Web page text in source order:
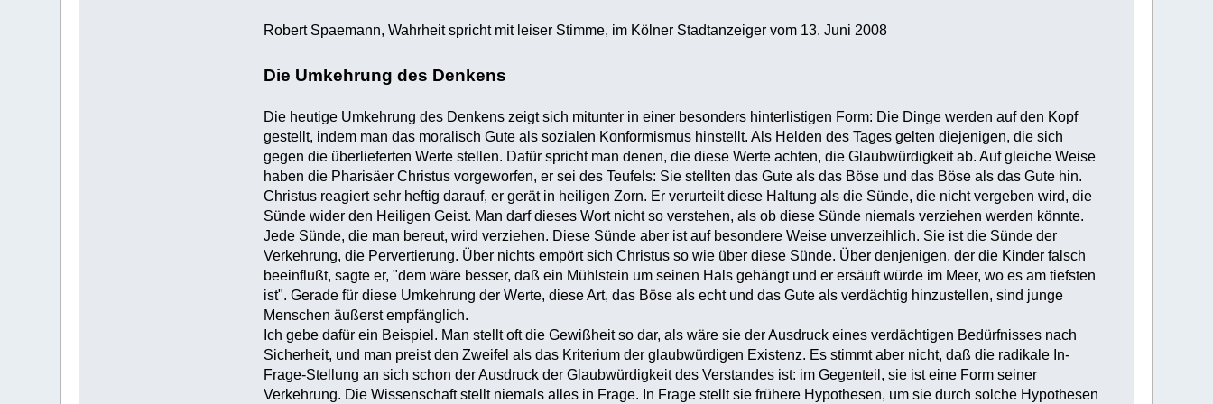
Robert Spaemann, Wahrheit spricht mit leiser Stimme, im Kölner Stadtanzeiger vom 13. Juni 2008
Die Umkehrung des Denkens
Die heutige Umkehrung des Denkens zeigt sich mitunter in einer besonders hinterlistigen Form: Die Dinge werden auf den Kopf
gestellt, indem man das moralisch Gute als sozialen Konformismus hinstellt. Als Helden des Tages gelten diejenigen, die sich
gegen die überlieferten Werte stellen. Dafür spricht man denen, die diese Werte achten, die Glaubwürdigkeit ab. Auf gleiche Weise
haben die Pharisäer Christus vorgeworfen, er sei des Teufels: Sie stellten das Gute als das Böse und das Böse als das Gute hin.
Christus reagiert sehr heftig darauf, er gerät in heiligen Zorn. Er verurteilt diese Haltung als die Sünde, die nicht vergeben wird, die
Sünde wider den Heiligen Geist. Man darf dieses Wort nicht so verstehen, als ob diese Sünde niemals verziehen werden könnte.
Jede Sünde, die man bereut, wird verziehen. Diese Sünde aber ist auf besondere Weise unverzeihlich. Sie ist die Sünde der
Verkehrung, die Pervertierung. Über nichts empört sich Christus so wie über diese Sünde. Über denjenigen, der die Kinder falsch
beeinflußt, sagte er, "dem wäre besser, daß ein Mühlstein um seinen Hals gehängt und er ersäuft würde im Meer, wo es am tiefsten
ist". Gerade für diese Umkehrung der Werte, diese Art, das Böse als echt und das Gute als verdächtig hinzustellen, sind junge
Menschen äußerst empfänglich.
Ich gebe dafür ein Beispiel. Man stellt oft die Gewißheit so dar, als wäre sie der Ausdruck eines verdächtigen Bedürfnisses nach
Sicherheit, und man preist den Zweifel als das Kriterium der glaubwürdigen Existenz. Es stimmt aber nicht, daß die radikale In-
Frage-Stellung an sich schon der Ausdruck der Glaubwürdigkeit des Verstandes ist: im Gegenteil, sie ist eine Form seiner
Verkehrung. Die Wissenschaft stellt niemals alles in Frage. In Frage stellt sie frühere Hypothesen, um sie durch solche Hypothesen